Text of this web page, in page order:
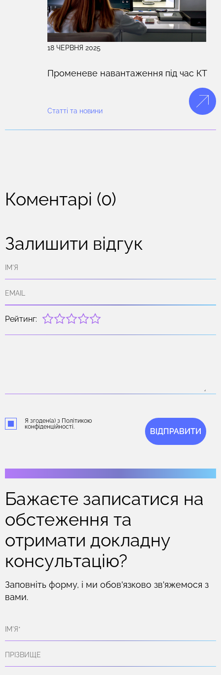
проводити.
18 ЧЕРВНЯ 2025
Променеве навантаження під час КТ
Статті та новини
Коментарі (0)
Залишити відгук
Рейтинг:
Я згоден(а) з Політикою
конфіденційності.
ВІДПРАВИТИ
Бажаєте записатися на
обстеження та
отримати докладну
консультацію?
Заповніть форму, і ми обов'язково зв'яжемося з
вами.